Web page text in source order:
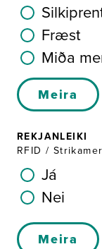
Fræst
Miða
Meira
REKJANLEIKI
RFID /
Já
Nei
Meira